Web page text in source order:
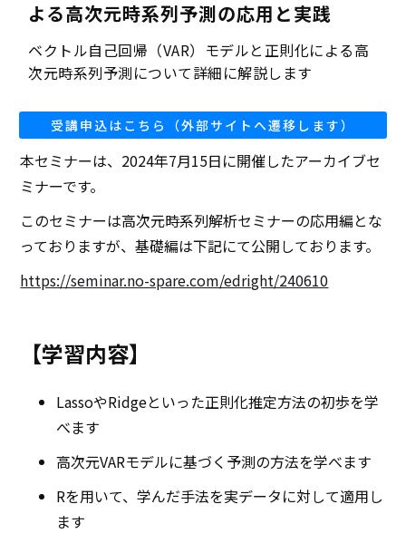
よる高次元時系列予測の応用と実践
ベクトル自己回帰（VAR）モデルと正則化による高
次元時系列予測について詳細に解説します
受講申込はこちら（外部サイトへ遷移します）
本セミナーは、2024年7月15日に開催したアーカイブセ
ミナーです。
このセミナーは高次元時系列解析セミナーの応用編とな
っておりますが、基礎編は下記にて公開しております。
https://seminar.no-spare.com/edright/240610
【学習内容】
LassoやRidgeといった正則化推定方法の初歩を学
べます
高次元VARモデルに基づく予測の方法を学べます
Rを用いて、学んだ手法を実データに対して適用し
ます